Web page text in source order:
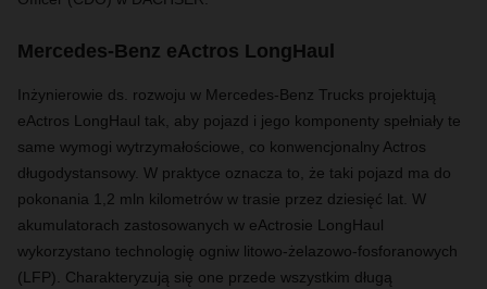
Mercedes-Benz eActros LongHaul
Inżynierowie ds. rozwoju w Mercedes-Benz Trucks projektują
eActros LongHaul tak, aby pojazd i jego komponenty spełniały te
same wymogi wytrzymałościowe, co konwencjonalny Actros
długodystansowy. W praktyce oznacza to, że taki pojazd ma do
pokonania 1,2 mln kilometrów w trasie przez dziesięć lat. W
akumulatorach zastosowanych w eActrosie LongHaul
wykorzystano technologię ogniw litowo-żelazowo-fosforanowych
(LFP). Charakteryzują się one przede wszystkim długą